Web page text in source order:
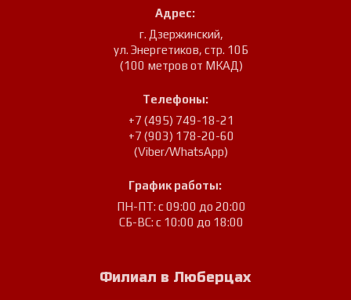
Адрес:
г. Дзержинский,
ул. Энергетиков, стр. 10Б
(100 метров от МКАД)
Телефоны:
+7 (495) 749-18-21
+7 (903) 178-20-60
(Viber/WhatsApp)
График работы:
ПН-ПТ: с 09:00 до 20:00
СБ-ВС: с 10:00 до 18:00
Филиал в Люберцах